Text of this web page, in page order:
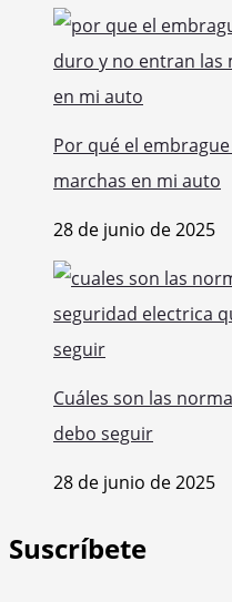
Por qué el
marchas en mi auto
28 de junio de 2025
Cuáles son las
debo seguir
28 de junio de 2025
Suscríbete